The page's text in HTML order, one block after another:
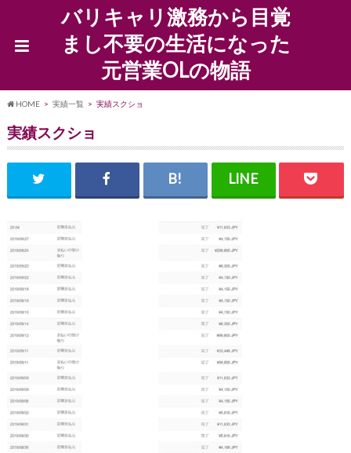
バリキャリ激務から目覚
まし不要の生活になった
元営業OLの物語
HOME 実績一覧 実績スクショ
実績スクショ